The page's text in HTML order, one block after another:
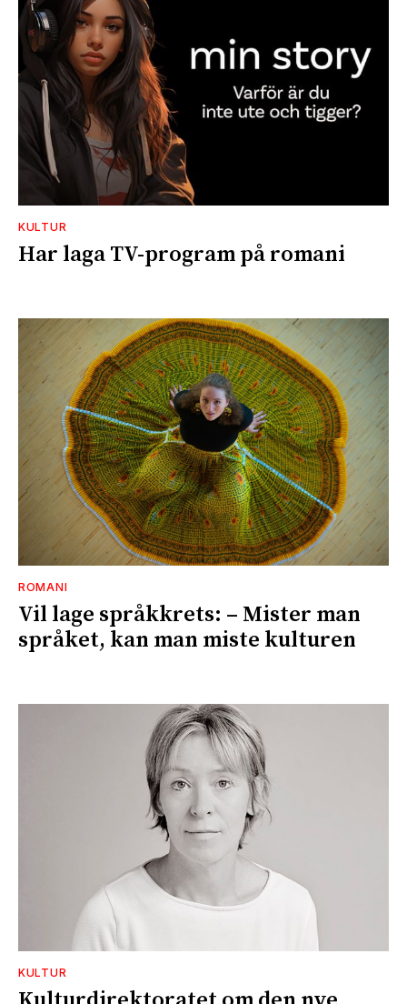
KULTUR
Har laga TV-program på romani
ROMANI
Vil lage språkkrets: – Mister man
språket, kan man miste kulturen
KULTUR